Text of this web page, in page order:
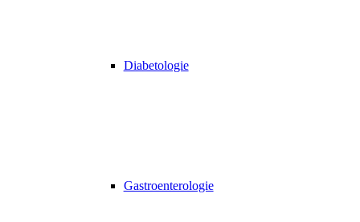
Diabetologie
Gastroenterologie